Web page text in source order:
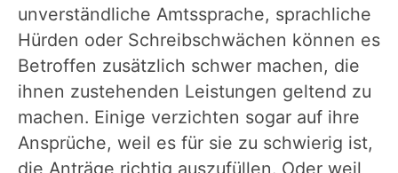
unverständliche Amtssprache, sprachliche
Hürden oder Schreibschwächen können es
Betroffen zusätzlich schwer machen, die
ihnen zustehenden Leistungen geltend zu
machen. Einige verzichten sogar auf ihre
Ansprüche, weil es für sie zu schwierig ist,
die Anträge richtig auszufüllen. Oder weil